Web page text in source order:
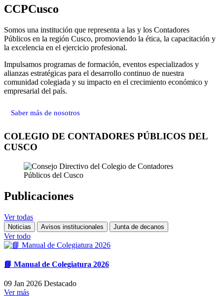
CCPCusco
Somos una institución que representa a las y los Contadores
Públicos en la región Cusco, promoviendo la ética, la capacitación y
la excelencia en el ejercicio profesional.
Impulsamos programas de formación, eventos especializados y
alianzas estratégicas para el desarrollo continuo de nuestra
comunidad colegiada y su impacto en el crecimiento económico y
empresarial del país.
Saber más de nosotros
COLEGIO DE CONTADORES PÚBLICOS DEL
CUSCO
Publicaciones
Ver todas
Noticias Avisos institucionales Junta de decanos
Ver todo
📘 Manual de Colegiatura 2026
09 Jan 2026 Destacado
Ver más